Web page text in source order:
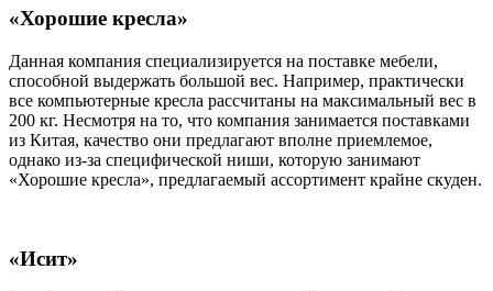
«Хорошие кресла»
Данная компания специализируется на поставке мебели,
способной выдержать большой вес. Например, практически
все компьютерные кресла рассчитаны на максимальный вес в
200 кг. Несмотря на то, что компания занимается поставками
из Китая, качество они предлагают вполне приемлемое,
однако из-за специфической ниши, которую занимают
«Хорошие кресла», предлагаемый ассортимент крайне скуден.
«Исит»